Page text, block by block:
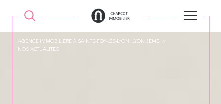
AGENCE IMMOBILIÉRE À SAINTE-FOY-LÉS-LYON, LYON 5ÉME
NOS ACTUALITES